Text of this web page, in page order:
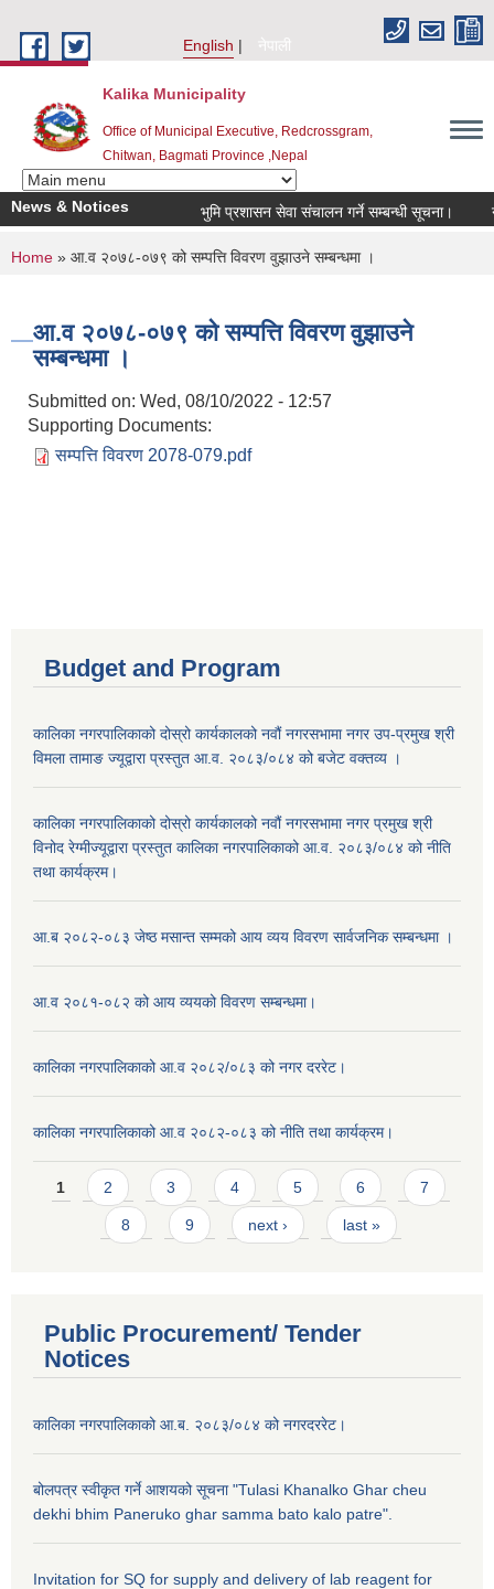
English
नेपाली
Kalika Municipality
Office of Municipal Executive, Redcrossgram,
Chitwan, Bagmati Province ,Nepal
News & Notices भुमि प्रशासन सेवा संचालन गर्ने सम्बन्धी सूचना।
You are here
Home » आ.व २०७८-०७९ को सम्पत्ति विवरण वुझाउने सम्बन्धमा ।
आ.व २०७८-०७९ को सम्पत्ति विवरण वुझाउने
सम्बन्धमा ।
Submitted on: Wed, 08/10/2022 - 12:57
Supporting Documents:
सम्पत्ति विवरण 2078-079.pdf
Budget and Program
कालिका नगरपालिकाको दोस्रो कार्यकालको नवौं नगरसभामा नगर उप-प्रमुख श्री
विमला तामाङ ज्यूद्वारा प्रस्तुत आ.व. २०८३/०८४ को बजेट वक्तव्य ।
कालिका नगरपालिकाको दोस्रो कार्यकालको नवौं नगरसभामा नगर प्रमुख श्री
विनोद रेग्मीज्यूद्वारा प्रस्तुत कालिका नगरपालिकाको आ.व. २०८३/०८४ को नीति
तथा कार्यक्रम।
आ.ब २०८२-०८३ जेष्ठ मसान्त सम्मको आय व्यय विवरण सार्वजनिक सम्बन्धमा ।
आ.व २०८१-०८२ को आय व्ययको विवरण सम्बन्धमा।
कालिका नगरपालिकाको आ.व २०८२/०८३ को नगर दररेट।
कालिका नगरपालिकाको आ.व २०८२-०८३ को नीति तथा कार्यक्रम।
Pages
1 2 3 4 5 6 7
8 9 next › last »
Public Procurement/ Tender
Notices
कालिका नगरपालिकाको आ.ब. २०८३/०८४ को नगरदररेट।
बोलपत्र स्वीकृत गर्ने आशयको सूचना "Tulasi Khanalko Ghar cheu
dekhi bhim Paneruko ghar samma bato kalo patre".
Invitation for SQ for supply and delivery of lab reagent for